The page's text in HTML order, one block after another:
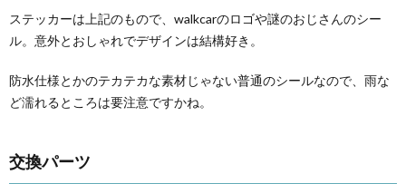
ステッカーは上記のもので、walkcarのロゴや謎のおじさんのシー
ル。意外とおしゃれでデザインは結構好き。
防水仕様とかのテカテカな素材じゃない普通のシールなので、雨な
ど濡れるところは要注意ですかね。
交換パーツ